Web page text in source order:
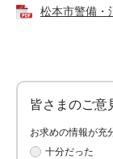
松本市警備・
皆さまのご意
お求めの情報が充
十分だった